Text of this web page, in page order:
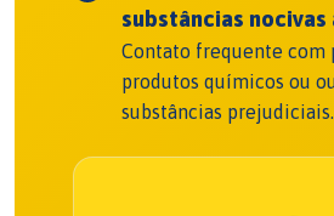
substâncias nocivas
Contato frequente com
produtos químicos ou
substâncias prejudiciais.